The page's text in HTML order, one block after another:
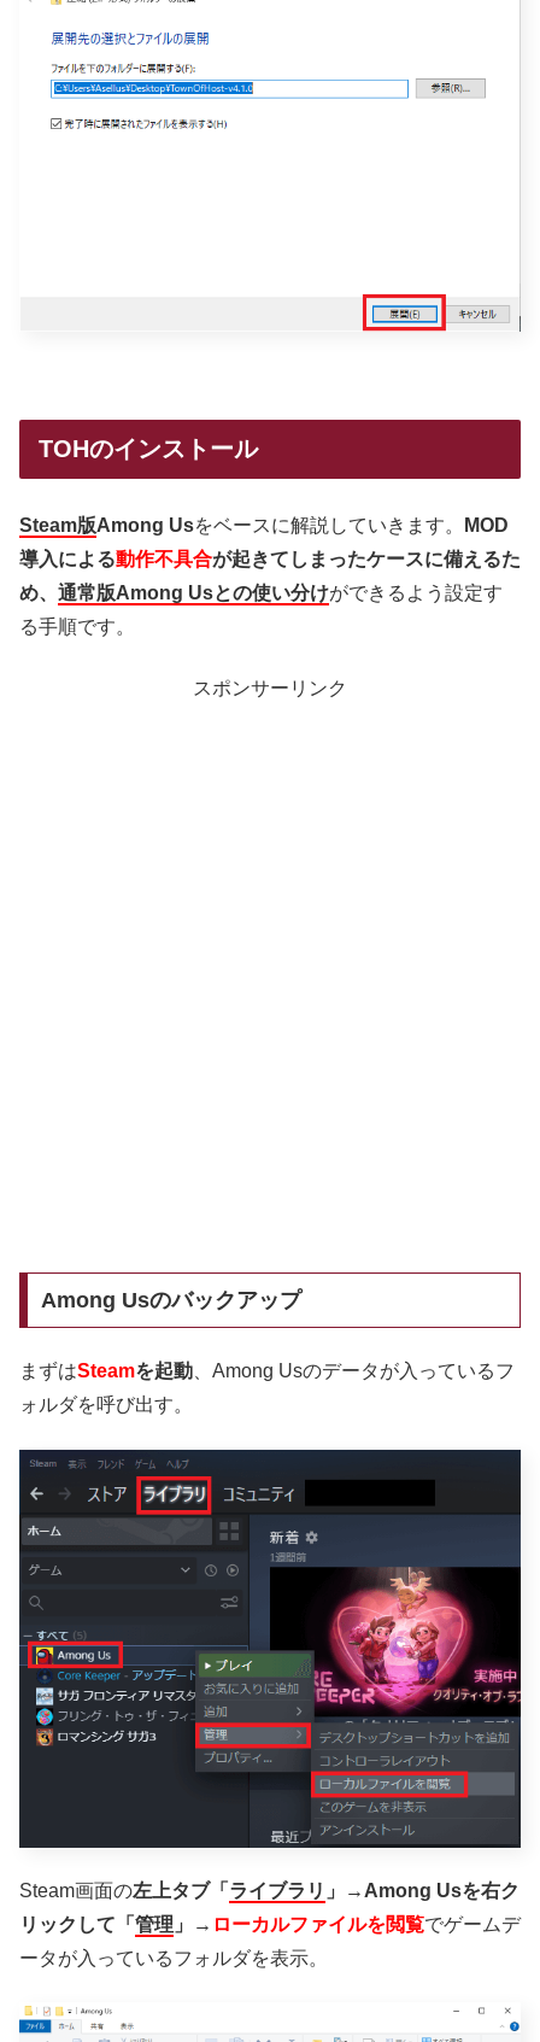
TOHのインストール
Steam版Among Usをベースに解説していきます。
MOD
導入による動作不具合が起きてしまったケースに備えるた
め、 通常版Among Usとの使い分けができるよう設定す
る手順です。
スポンサーリンク
Among Usのバックアップ
まずはSteamを起動 、Among Usのデータが入っているフ
ォルダを呼び出す。
Steam画面の左上タブ「 ライブラリ 」→Among Usを右ク
リックして「 管理 」→ ローカルファイルを閲覧でゲームデ
ータが入っているフォルダを表示。